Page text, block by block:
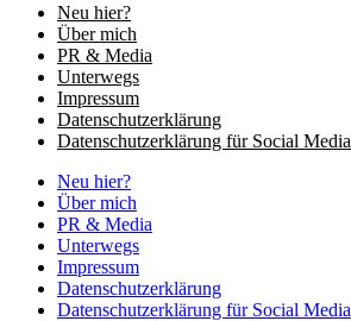
Neu hier?
Über mich
PR & Media
Unterwegs
Impressum
Datenschutzerklärung
Datenschutzerklärung für Social Media
Neu hier?
Über mich
PR & Media
Unterwegs
Impressum
Datenschutzerklärung
Datenschutzerklärung für Social Media